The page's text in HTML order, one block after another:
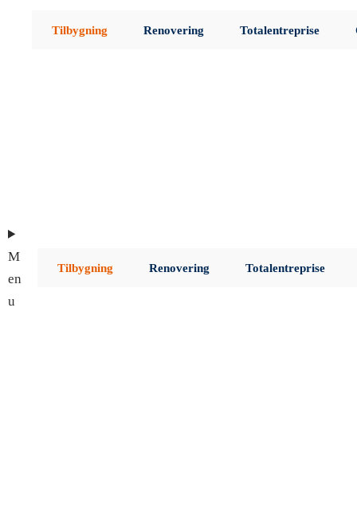
Tilbygning Renovering Totalentreprise
M
en
u
Tilbygning Renovering Totalentreprise